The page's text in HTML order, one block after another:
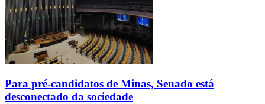
Para pré-candidatos de Minas, Senado está
desconectado da sociedade